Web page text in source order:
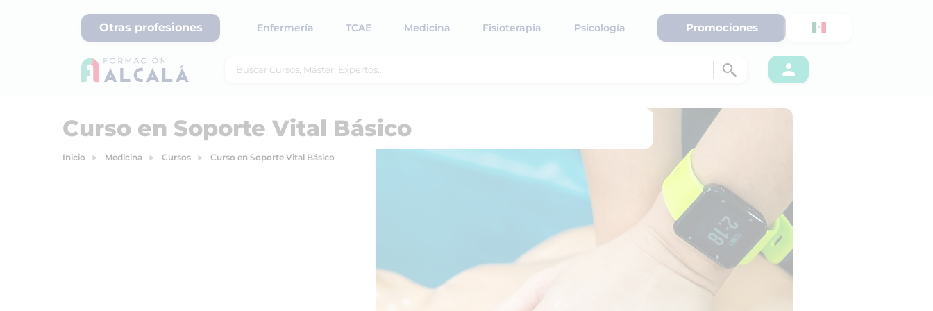
Otras profesiones Enfermería TCAE Medicina Fisioterapia Psicología Promociones
Curso en Soporte Vital Básico
Inicio Medicina Cursos Curso en Soporte Vital Básico